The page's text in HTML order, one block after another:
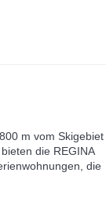
m vom Skigebiet
die REGINA
die